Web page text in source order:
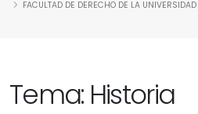
FACULTAD DE DERECHO DE LA
Tema: Historia